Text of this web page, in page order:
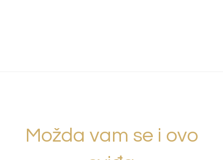
Možda vam se i ovo